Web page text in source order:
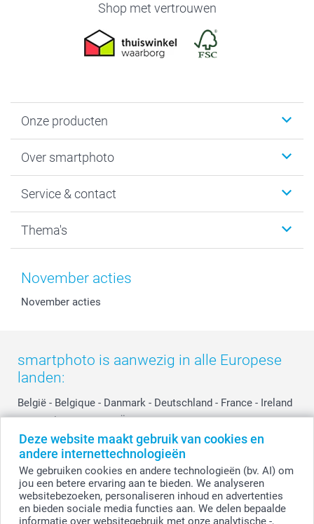
Deze website maakt gebruik van cookies en
andere internettechnologieën
We gebruiken cookies en andere technologieën (bv. AI) om
jou een betere ervaring aan te bieden. We analyseren
websitebezoeken, personaliseren inhoud en advertenties
en bieden sociale media functies aan. We delen bepaalde
informatie over websitegebruik met onze analytische -,
Shop met vertrouwen
Onze producten
Fotoboeken
Fotocadeaus
Kaarten
Over smartphoto
Vacatures
Bestelproces
Herroepingsrecht
Cookiebeleid
Investor Relations
Service & contact
Tevredenheidsgarantie
Mijn orderstatus
smartfriends
Partnerships
Influencer partnerprogramma
Thema's
Baby
Vaderdag
November acties
November acties
smartphoto is aanwezig in alle Europese
landen:
België - Belgique - Danmark - Deutschland - France - Ireland
- Nederland - Norge - Österreich - Schweiz - Suisse -
Switzerland - Suomi - Sverige - United Kingdom -
Other Countries
Alle prijzen zijn in EURO (€) inclusief BTW en exclusief verzendkosten.